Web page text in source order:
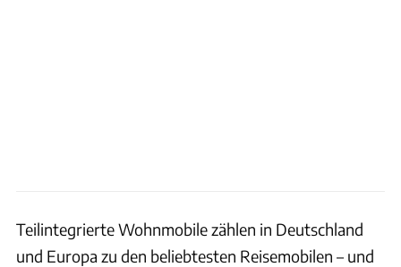
Teilintegrierte Wohnmobile zählen in Deutschland
und Europa zu den beliebtesten Reisemobilen – und